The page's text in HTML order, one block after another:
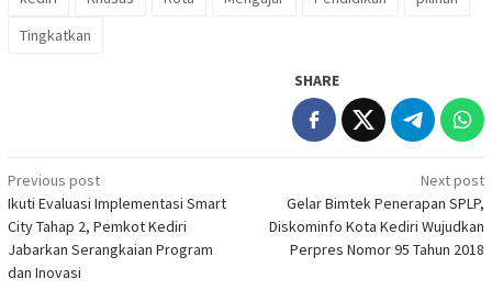
Tingkatkan
SHARE
Post
navigation
Previous post
Ikuti Evaluasi Implementasi Smart
City Tahap 2, Pemkot Kediri
Jabarkan Serangkaian Program
dan Inovasi
Next post
Gelar Bimtek Penerapan SPLP,
Diskominfo Kota Kediri Wujudkan
Perpres Nomor 95 Tahun 2018